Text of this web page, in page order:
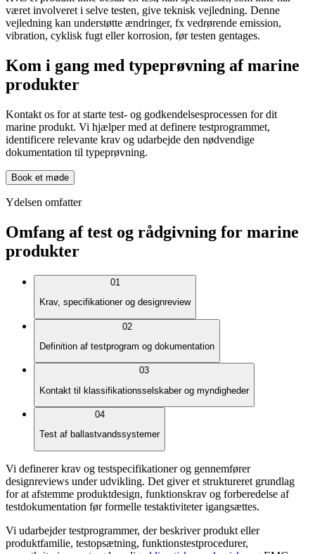
været involveret i selve testen, give teknisk vejledning. Denne
vejledning kan understøtte ændringer, fx vedrørende emission,
vibration, cyklisk fugt eller korrosion, før testen gentages.
Kom i gang med typeprøvning af marine
produkter
Kontakt os for at starte test- og godkendelsesprocessen for dit
marine produkt. Vi hjælper med at definere testprogrammet,
identificere relevante krav og udarbejde den nødvendige
dokumentation til typeprøvning.
Book et møde
Ydelsen omfatter
Omfang af test og rådgivning for marine
produkter
01
Krav, specifikationer og designreview
02
Definition af testprogram og dokumentation
03
Kontakt til klassifikationsselskaber og myndigheder
04
Test af ballastvandssystemer
Vi definerer krav og testspecifikationer og gennemfører
designreviews under udvikling. Det giver et struktureret grundlag
for at afstemme produktdesign, funktionskrav og forberedelse af
testdokumentation før formelle testaktiviteter igangsættes.
Vi udarbejder testprogrammer, der beskriver produkt eller
produktfamilie, testopsætning, funktionstestprocedurer,